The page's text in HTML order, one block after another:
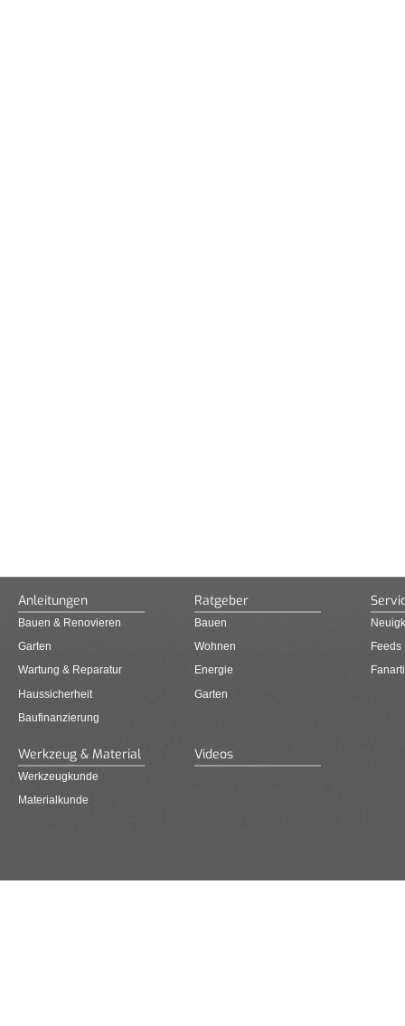
Anleitungen
Bauen & Renovieren
Garten
Wartung & Reparatur
Haussicherheit
Baufinanzierung
Ratgeber
Bauen
Wohnen
Energie
Garten
Feeds
Werkzeug & Material
Werkzeugkunde
Materialkunde
Videos